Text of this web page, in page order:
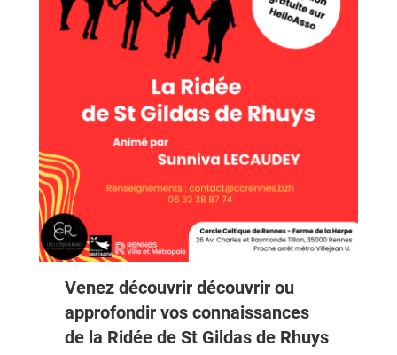
Venez découvrir découvrir ou
approfondir vos connaissances
de la Ridée de St Gildas de Rhuys